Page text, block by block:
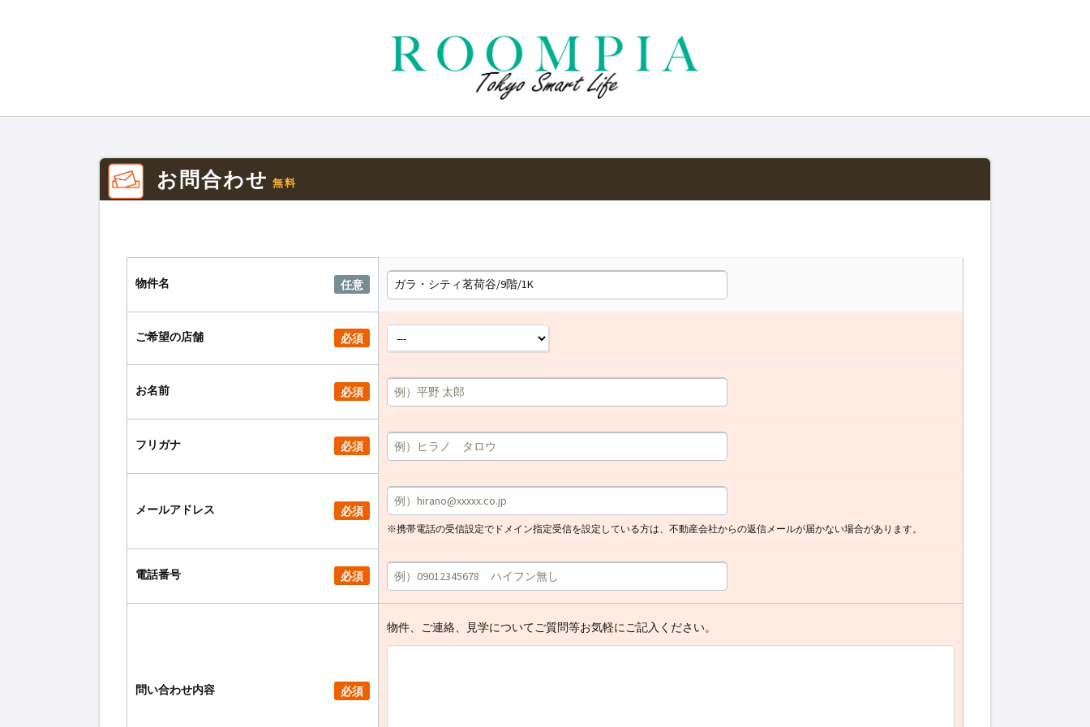
お問合わせ 無料
物件名 任意
ご希望の店舗 必須
お名前 必須
フリガナ 必須
メールアドレス 必須
※携帯電話の受信設定でドメイン指定受信を設定している方は、不動産会社からの返信メールが届かない場合があります。
電話番号 必須
問い合わせ内容 必須
物件、ご連絡、見学についてご質問等お気軽にご記入ください。